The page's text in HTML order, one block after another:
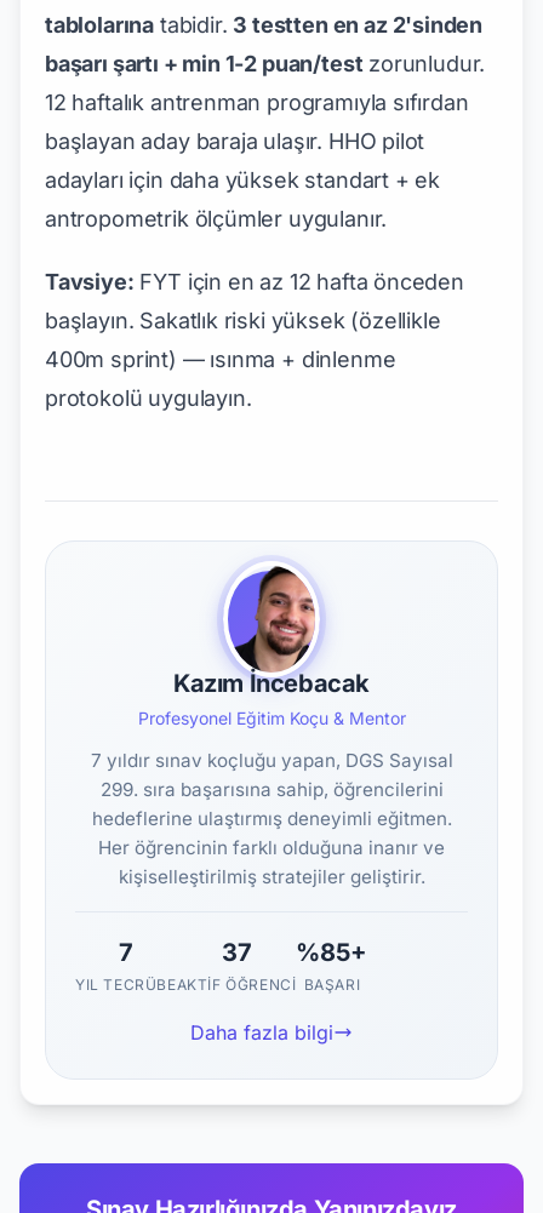
tablolarına tabidir. 3 testten en az 2'sinden
başarı şartı + min 1-2 puan/test zorunludur.
12 haftalık antrenman programıyla sıfırdan
başlayan aday baraja ulaşır. HHO pilot
adayları için daha yüksek standart + ek
antropometrik ölçümler uygulanır.
Tavsiye: FYT için en az 12 hafta önceden
başlayın. Sakatlık riski yüksek (özellikle
400m sprint) — ısınma + dinlenme
protokolü uygulayın.
Kazım İncebacak
Profesyonel Eğitim Koçu & Mentor
7 yıldır sınav koçluğu yapan, DGS Sayısal
299. sıra başarısına sahip, öğrencilerini
hedeflerine ulaştırmış deneyimli eğitmen.
Her öğrencinin farklı olduğuna inanır ve
kişiselleştirilmiş stratejiler geliştirir.
7
YIL TECRÜBE
37
AKTIF ÖĞRENCI
%85+
BAŞARI
Daha fazla bilgi